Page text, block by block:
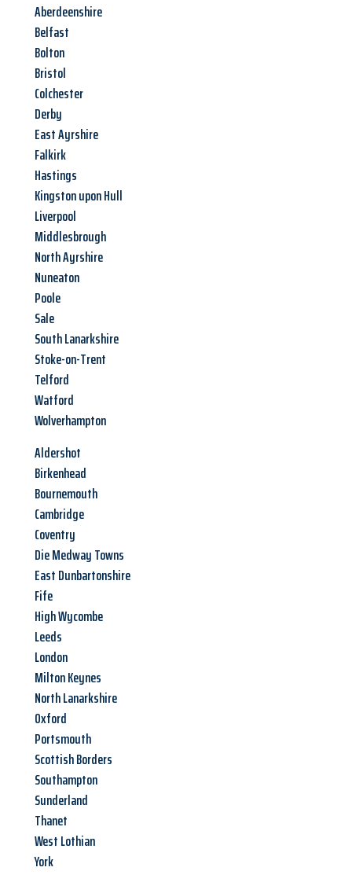
Aberdeenshire
Belfast
Bolton
Bristol
Colchester
Derby
East Ayrshire
Falkirk
Hastings
Kingston upon Hull
Liverpool
Middlesbrough
North Ayrshire
Nuneaton
Poole
Sale
South Lanarkshire
Stoke-on-Trent
Telford
Watford
Wolverhampton
Aldershot
Birkenhead
Bournemouth
Cambridge
Coventry
Die Medway Towns
East Dunbartonshire
Fife
High Wycombe
Leeds
London
Milton Keynes
North Lanarkshire
Oxford
Portsmouth
Scottish Borders
Southampton
Sunderland
Thanet
West Lothian
York